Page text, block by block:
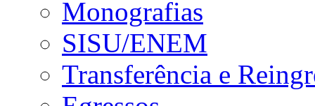
Monografias
SISU/ENEM
Transferência e